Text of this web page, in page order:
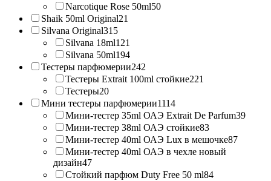
Narcotique Rose 50ml50
Shaik 50ml Original21
Silvana Original315
Silvana 18ml121
Silvana 50ml194
Тестеры парфюмерии242
Тестеры Extrait 100ml стойкие221
Тестеры20
Мини тестеры парфюмерии1114
Мини-тестер 35ml ОАЭ Extrait De Parfum39
Мини-тестер 38ml ОАЭ стойкие83
Мини-тестер 40ml ОАЭ Lux в мешочке87
Мини-тестер 40ml ОАЭ в чехле новый
дизайн47
Стойкий парфюм Duty Free 50 ml84